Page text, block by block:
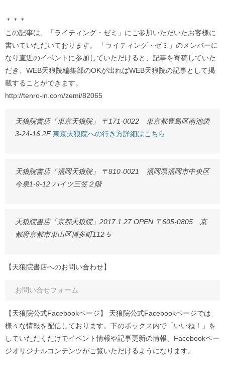
＊＊＊
この記事は、「ライティング・ゼミ」にご参加いただいたお客様に
書いていただいております。 「ライティング・ゼミ」のメンバーに
なり直近のイベントに参加していただけると、記事を寄稿していた
だき、WEB天狼院編集部のOKが出ればWEB天狼院の記事として掲
載することができます。
http://tenro-in.com/zemi/82065
天狼院書店「東京天狼院」 〒171-0022 東京都豊島区南池袋
3-24-16 2F 東京天狼院への行き方詳細はこちら
天狼院書店「福岡天狼院」 〒810-0021 福岡県福岡市中央区
今泉1-9-12 ハイツ三笠２階
天狼院書店「京都天狼院」2017.1.27 OPEN 〒605-0805 京
都府京都市東山区博多町112-5
【天狼院書店へのお問い合わせ】
お問い合せフォーム
【天狼院公式Facebookページ】 天狼院公式Facebookページでは
様々な情報を配信しております。下のボックス内で「いいね！」を
していただくだけでイベント情報や記事更新の情報、Facebookペー
ジオリジナルコンテンツがご覧いただけるようになります。